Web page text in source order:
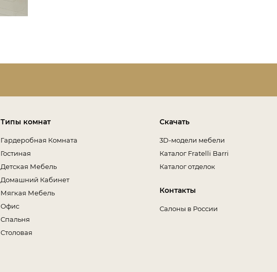
Типы комнат
Гардеробная Комната
Гостиная
Детская Мебель
Домашний Кабинет
Мягкая Мебель
Офис
Спальня
Столовая
Скачать
3D-модели мебели
Каталог Fratelli Barri
Каталог отделок
Контакты
Салоны в России